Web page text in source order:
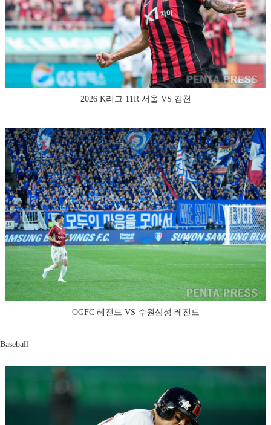
2026 K리그 11R 서울 VS 김천
OGFC 레전드 VS 수원삼성 레전드
Baseball